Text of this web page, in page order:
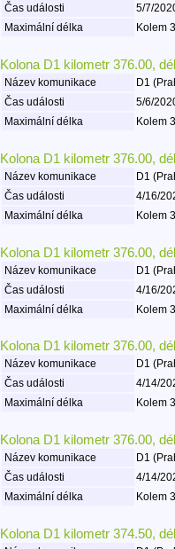
Čas události
5/7/
Maximální délka
Kolem
Kolona D1 kilometr 376.00,
Název komunikace D1
Čas události
5/6/
Maximální délka
Kolem
Kolona D1 kilometr 376.00,
Název komunikace D1
Čas události
4/16/
Maximální délka
Kolem
Kolona D1 kilometr 376.00,
Název komunikace D1
Čas události
4/16/
Maximální délka
Kolem
Kolona D1 kilometr 376.00,
Název komunikace D1
Čas události
4/14/
Maximální délka
Kolem
Kolona D1 kilometr 376.00,
Název komunikace D1
Čas události
4/14/
Maximální délka
Kolem
Kolona D1 kilometr 374.50,